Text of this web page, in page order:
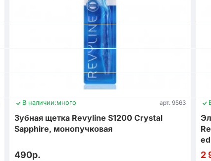
В наличии:много арт. 9563
Зубная щетка Revyline S1200 Crystal
Sapphire, монопучковая
490р. 2